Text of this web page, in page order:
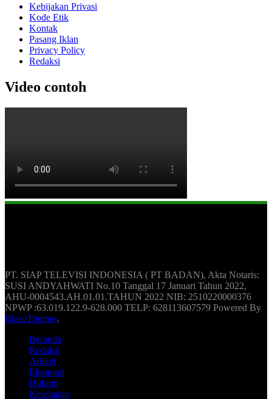
Kebijakan Privasi
Kode Etik
Kontak
Pasang Iklan
Privacy Policy
Redaksi
Video contoh
PT. SIAP TELEVISI INDONESIA ( PT BADAN), Akta Notaris:
SUSI ANDYAHWATI No.10 Tanggal 17 Januari Tahun 2022,
AHU-0004543.AH.01.01.TAHUN 2022 NIB: 2510220000376
NPWP :63.019.122.9-628.000 TELP: 628113607579 Powered By
BlazeThemes.
Beranda
Redaksi
Artikel
Ekonomi
Hukum
Kesehatan